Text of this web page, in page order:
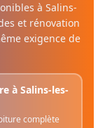
à Salins-
et rénovation
exigence de
à Salins-les-
complète